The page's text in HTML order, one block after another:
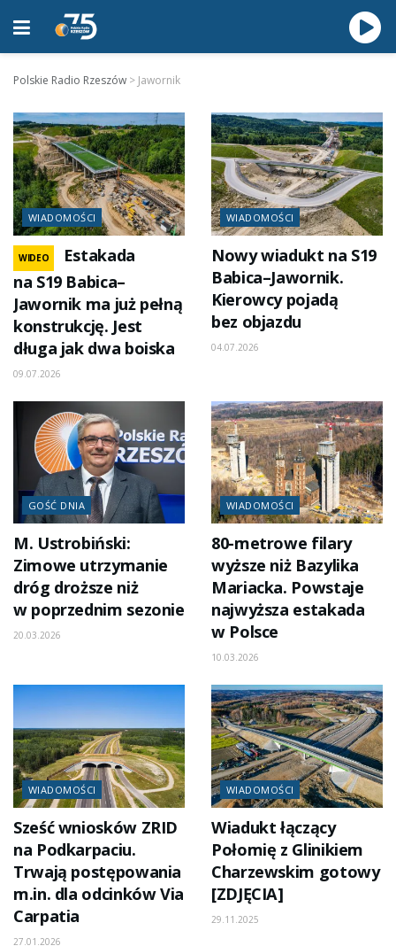
Polskie Radio Rzeszów > Jawornik
WIADOMOŚCI
WIDEO
Estakada
na S19 Babica–
Jawornik ma już pełną
konstrukcję. Jest
długa jak dwa boiska
09.07.2026
WIADOMOŚCI
Nowy wiadukt na S19
Babica–Jawornik.
Kierowcy pojadą
bez objazdu
04.07.2026
GOŚĆ DNIA
M. Ustrobiński:
Zimowe utrzymanie
dróg droższe niż
w poprzednim sezonie
20.03.2026
WIADOMOŚCI
80-metrowe filary
wyższe niż Bazylika
Mariacka. Powstaje
najwyższa estakada
w Polsce
10.03.2026
WIADOMOŚCI
Sześć wniosków ZRID
na Podkarpaciu.
Trwają postępowania
m.in. dla odcinków Via
Carpatia
27.01.2026
WIADOMOŚCI
Wiadukt łączący
Połomię z Glinikiem
Charzewskim gotowy
[ZDJĘCIA]
29.11.2025